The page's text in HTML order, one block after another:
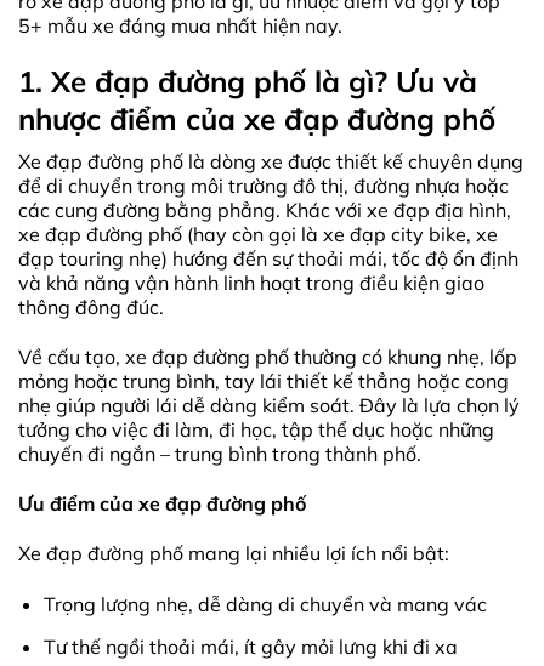
5+ mẫu xe đáng mua nhất hiện nay.
1. Xe đạp đường phố là gì? Ưu và
nhược điểm của xe đạp đường phố
Xe đạp đường phố là dòng xe được thiết kế chuyên dụng
để di chuyển trong môi trường đô thị, đường nhựa hoặc
các cung đường bằng phẳng. Khác với xe đạp địa hình,
xe đạp đường phố (hay còn gọi là xe đạp city bike, xe
đạp touring nhẹ) hướng đến sự thoải mái, tốc độ ổn định
và khả năng vận hành linh hoạt trong điều kiện giao
thông đông đúc.
Về cấu tạo, xe đạp đường phố thường có khung nhẹ, lốp
mỏng hoặc trung bình, tay lái thiết kế thẳng hoặc cong
nhẹ giúp người lái dễ dàng kiểm soát. Đây là lựa chọn lý
tưởng cho việc đi làm, đi học, tập thể dục hoặc những
chuyến đi ngắn – trung bình trong thành phố.
Ưu điểm của xe đạp đường phố
Xe đạp đường phố mang lại nhiều lợi ích nổi bật:
Trọng lượng nhẹ, dễ dàng di chuyển và mang vác
Tư thế ngồi thoải mái, ít gây mỏi lưng khi đi xa